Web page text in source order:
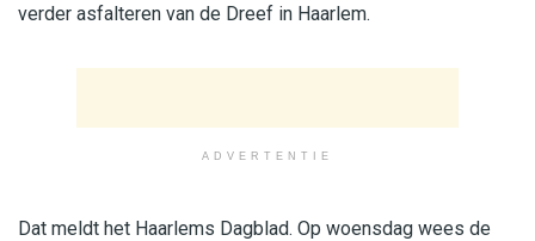
verder asfalteren van de Dreef in Haarlem.
ADVERTENTIE
Dat meldt het Haarlems Dagblad. Op woensdag wees de